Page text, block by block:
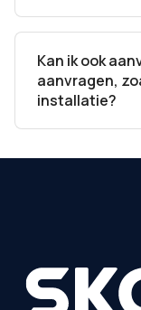
Kan ik ook
aanvragen,
installatie?